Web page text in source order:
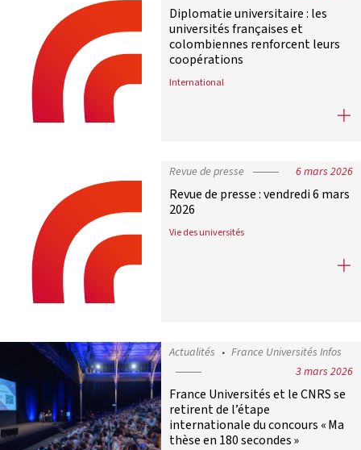
Diplomatie universitaire : les
universités françaises et
colombiennes renforcent leurs
coopérations
International
Diplomatie universitaire : les
Revue de presse 6 mars 2026
Revue de presse : vendredi 6 mars
2026
Vie des universités
Revue de presse : vendredi 6 mars
Actualités
France Universités Infos
3 mars 2026
France Universités et le CNRS se
retirent de l’étape
internationale du concours « Ma
thèse en 180 secondes »